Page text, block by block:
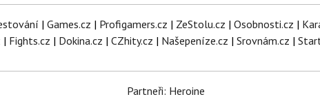
| Games.cz | Profigamers.cz | ZeStolu.cz | Osobnosti.cz |
| Fights.cz | Dokina.cz | CZhity.cz | Našepeníze.cz | Srovnám.cz |
Partneři: Heroine